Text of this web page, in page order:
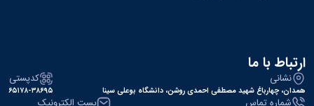
ارتباط با ما
نشانی
همدان، چهارباغ شهید مصطفی احمدی روشن، دانشگاه بوعلی سینا
کدپستی
۶۵۱۷۸-۳۸۶۹۵
شماره تماس پست الکترونیک